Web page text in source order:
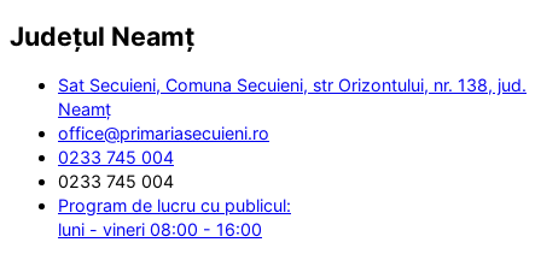
Județul Neamț
Sat Secuieni, Comuna Secuieni, str Orizontului, nr. 138, jud.
Neamț
office@primariasecuieni.ro
0233 745 004
0233 745 004
Program de lucru cu publicul:
luni - vineri 08:00 - 16:00